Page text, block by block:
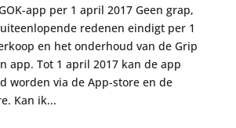
app per 1 april 2017 Geen grap,
redenen eindigt per 1
en het onderhoud van de Grip
app. Tot 1 april 2017 kan de app
worden via de App-store en de
Kan ik...